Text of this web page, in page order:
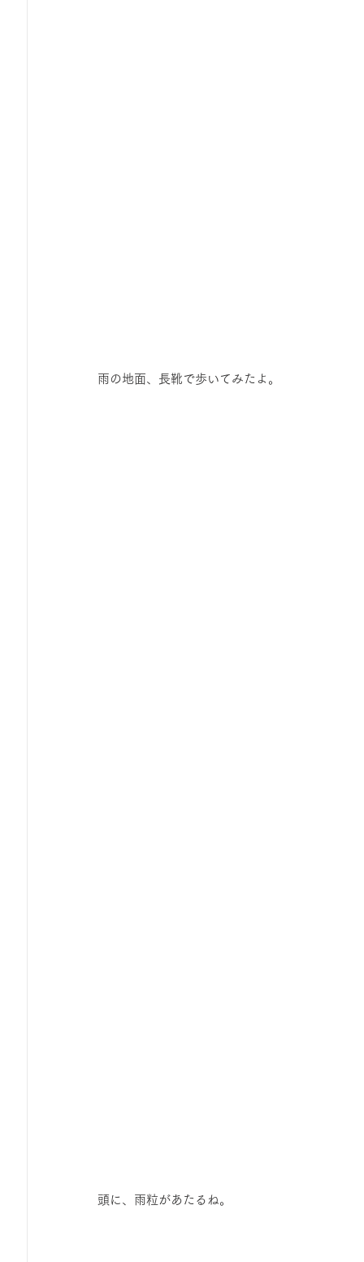
雨の地面、長靴で歩いてみたよ。
頭に、雨粒があたるね。